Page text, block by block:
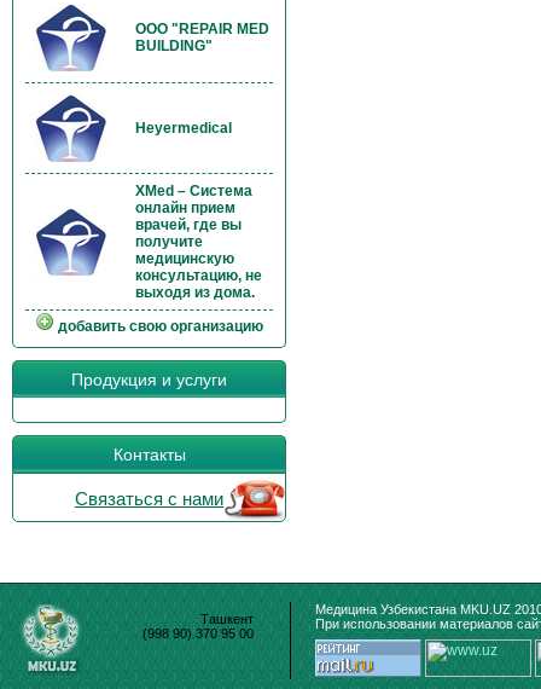
OOO "REPAIR MED
BUILDING"
Heyermedical
XMed – Система
онлайн прием
врачей, где вы
получите
медицинскую
консультацию, не
выходя из дома.
добавить свою организацию
Продукция и услуги
Контакты
Связаться с нами
Ташкент
(998 90) 370 95 00
Медицина Узбекистана MKU.UZ
При использовании материалов